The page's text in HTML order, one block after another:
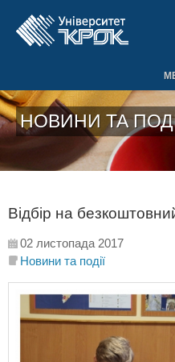
НОВИНИ ТА
Відбір на
02 листопада 2017
Новини та події